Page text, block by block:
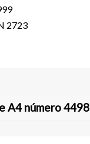
2723
A4 número 4498